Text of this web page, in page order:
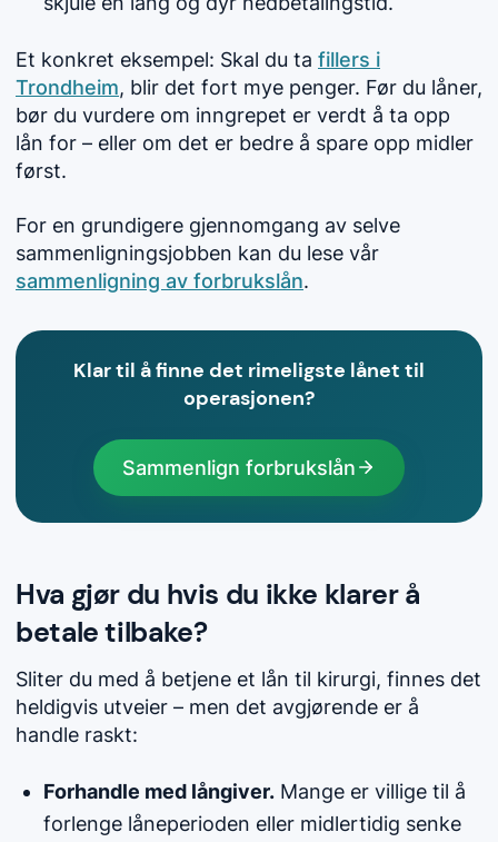
Et konkret eksempel: Skal du ta fillers i
Trondheim, blir det fort mye penger. Før du låner,
bør du vurdere om inngrepet er verdt å ta opp
lån for – eller om det er bedre å spare opp midler
først.
For en grundigere gjennomgang av selve
sammenligningsjobben kan du lese vår
sammenligning av forbrukslån.
Klar til å finne det rimeligste lånet til
operasjonen?
Sammenlign forbrukslån
Hva gjør du hvis du ikke klarer å
betale tilbake?
Sliter du med å betjene et lån til kirurgi, finnes det
heldigvis utveier – men det avgjørende er å
handle raskt:
Forhandle med långiver. Mange er villige til å
forlenge låneperioden eller midlertidig senke